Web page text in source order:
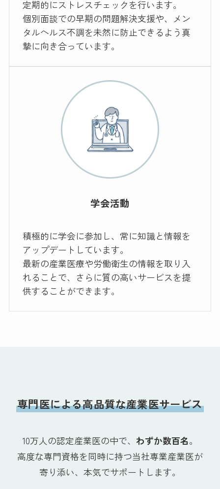
定期的にストレスチェックを行います。
個別面談での早期の問題解決支援や、メン
タルヘルス不調を未然に防止できるよう真
摯に向き合っています。
学会活動
積極的に学会に参加し、常に知識と情報を
アップデートしています。
最新の産業医療や労働衛生の情報を取り入
れることで、さらに質の高いサービスを提
供することができます。
専門医による高品質な産業医サービス
10万人の認定産業医の中で、 わずか数百名。
高度な専門資格を同時に持つ当社専業産業医が
寄り添い、本気でサポートします。